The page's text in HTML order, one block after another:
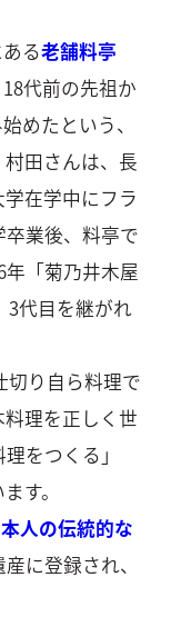
る老舗料亭
代前の先祖か
めたという、
田さんは、長
在学中にフラ
業後、料亭で
年「菊乃井木屋
3代目を継がれ
切り自ら料理で
理を正しく世
をつくる」
す。
人の伝統的な
に登録され、